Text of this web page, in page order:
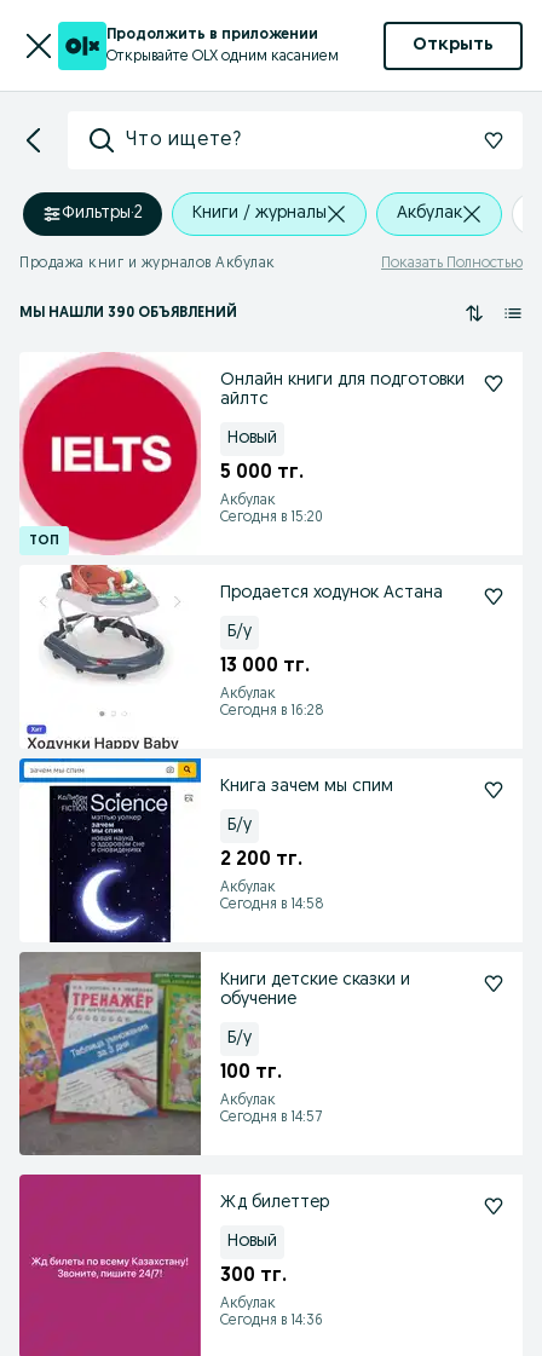
Продолжить в приложении
Открывайте OLX одним касанием
Открыть
Что ищете?
Фильтры·2 Книги / журналы Акбулак
Продажа книг и журналов Акбулак Показать Полностью
МЫ НАШЛИ 390 ОБЪЯВЛЕНИЙ
Онлайн книги для подготовки
айлтс
Новый
5 000 тг.
Акбулак
Сегодня в 15:20
Продается ходунок Астана
Б/у
13 000 тг.
Акбулак
Сегодня в 16:28
Книга зачем мы спим
Б/у
2 200 тг.
Акбулак
Сегодня в 14:58
Книги детские сказки и
обучение
Б/у
100 тг.
Акбулак
Сегодня в 14:57
Жд билеттер
Новый
300 тг.
Акбулак
Сегодня в 14:36